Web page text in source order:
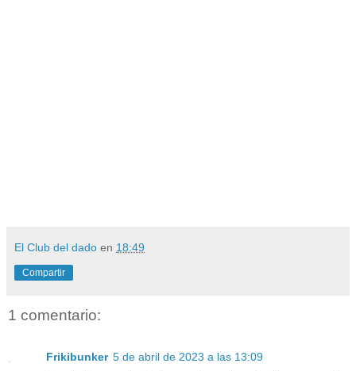
El Club del dado en 18:49
Compartir
1 comentario:
Frikibunker 5 de abril de 2023 a las 13:09